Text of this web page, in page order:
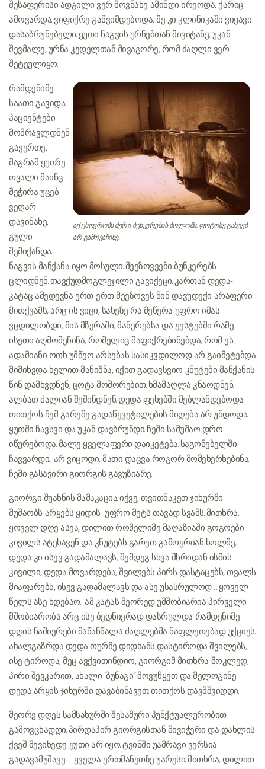
შესაფერისი ადგილი ვერ მოვნახე. ამინდი ირეოდა, ქარიც
ამოვარდა. ვიფიქრე გაწვიმდებოდა, მე კი კლინიკაში ვიყავი
დასაბრუნებელი. ყუთი ნაგვის ურნებთან მივიტანე, უკან
შევმალე, ურნა კედელთან მივაგორე, რომ ძაღლი ვერ
შეტეულიყო.
აქ ცხოვრობს მერი, ბუნკერების ბოლოში. ფოტოზე განგებ
არ გამოვაჩინე.
რამდენიმე
საათი გავიდა.
პაციენტები
მომრავლდნენ.
გავერთე,
მაგრამ ყუთზე
თვალი მაინც
მეჭირა. უცებ
ვეღარ
დავინახე,
გული
შემიქანდა.
ნაგვის მანქანა იყო მოსული. მეეზოვეები ბუნკერებს
ცლიდნენ. თავქუდმოგლეჯილი გავიქეცი. კართან დედა-
კატაც ამედევნა. ერთ-ერთ მეეზოვეს წინ დავუდექი. არაფერი
მითქვამს, არც ის ვიცი, სახეზე რა მეწერა. უფრო იმას
ვცდილობდი, მის მზერაში, მანერებსა და ჟესტებში რამე
ისეთი აღმომეჩინა, რომელიც მაფიქრებინებდა, რომ ეს
ადამიანი ოთხ უმწეო არსებას სასიკვდილოდ არ გაიმეტებდა.
მიმიხვდა. ხელით მანიშნა, იქით გადავსვიო. კნუტები მანქანის
წინ დამხვდნენ, ცოტა მოშორებით. ხმამაღლა კნაოდნენ.
ალბათ ძალიან შეშინდნენ. დედა ფეხებში მებლანდებოდა.
თითქოს ჩემ გარეშე გადაწყვეტილების მიღება არ უნდოდა.
ყუთში ჩავსვი და უკან დავბრუნდი. ჩემი სამუშაო დრო
იწურებოდა. მალე ყველაფერი დაიკეტება. საგონებელში
ჩავვარდი. არ ვიცოდი, მათი დაცვა როგორ მომეხერხებინა.
ჩემი გასაჭირი გიორგის გავუზიარე.
გიორგი შუახნის მამაკაცია. იქვე, თვითნაკეთ ჯიხურში
მუშაობს. არყებს ყიდის_უფრო მეტს თავად სვამს. მითხრა,
ყოველ დღე ასეა, დილით რომელიმე მაღაზიაში გოგოები
კივილს ატეხავენ და კნუტებს გარეთ გამოყრიან ხოლმე,
დედა კი ისევ გადამალავს, შემდეგ სხვა მხრიდან ისმის
კივილი, დედა მოვარდება, შვილებს პირს დასტაცებს, თვალს
მიაფარებს, ისევ გადამალავს და ასე უსასრულოდ… ყოველ
წელს ასე ხდებაო. ამ კატას მეორედ უმშობიარია. პირველი
მშობიარობა არც ისე ბედნიერად დასრულდა. რამდენიმე
დღის ნაშიერები მაწანწალა ძაღლებმა ნაფლეთებად უქციეს.
ახალგაზრდა დედა თურმე დიდხანს დასტიროდა შვილებს,
ისე ტიროდა, მეც ავქვითინდიო, გიორგიმ მითხრა. მოკლედ,
პირი შევკარით, ახალი “ბუნაგი” მოვუწყეთ და მელოგინე
დედა არყის ჯიხურში დავაბინავეთ. თითქოს დავმშვიდდი.
მეორე დღეს სამსახურში შესაშური პუნქტუალურობით
გამოვცხადდი. პირდაპირ გიორგისთან მივიჭერი და დახლის
ქვეშ შევიხედე. ყუთი არ იყო. ტვინში უამრავი ვერსია
გადავამუშავე – ყველა ერთმანეთზე უარესი. მითხრა, დილით